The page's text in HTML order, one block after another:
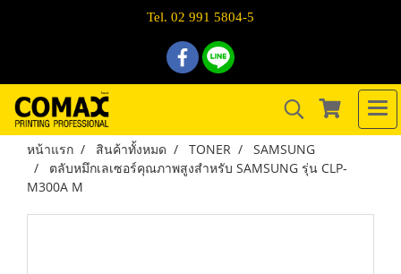
Tel. 02 991 5804-5
หน้าแรก สินค้าทั้งหมด TONER
SAMSUNG
ตลับหมึกเลเซอร์คุณภาพสูงสำหรับ SAMSUNG รุ่น CLP-
M300A M